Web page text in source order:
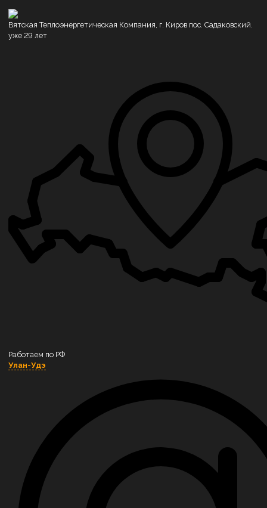
Вятская Теплоэнергетическая Компания, г. Киров пос. Садаковский.
уже 29 лет
Работаем по РФ
Улан-Удэ
Котлы водогрейные
Котлы на дровах
Котлы на коре
Котлы на газе
Котельное оборудование
Сушильные камеры «Вятка»
Блочно-модульная котельная